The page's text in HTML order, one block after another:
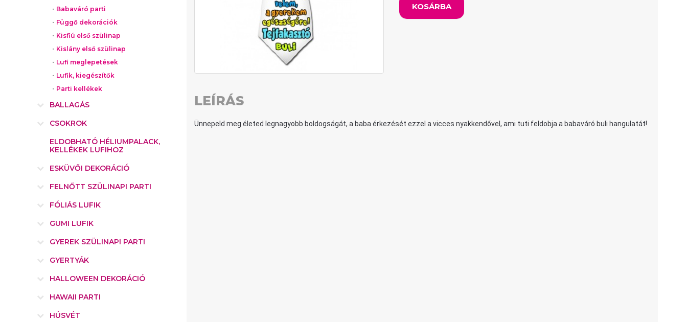
Babaváró parti
Függő dekorációk
Kisfiú első szülinap
Kislány első szülinap
Lufi meglepetések
Lufik, kiegészítők
Parti kellékek
BALLAGÁS
CSOKROK
ELDOBHATÓ HÉLIUMPALACK,
KELLÉKEK LUFIHOZ
ESKÜVŐI DEKORÁCIÓ
FELNŐTT SZÜLINAPI PARTI
FÓLIÁS LUFIK
GUMI LUFIK
GYEREK SZÜLINAPI PARTI
GYERTYÁK
HALLOWEEN DEKORÁCIÓ
HAWAII PARTI
HÚSVÉT
KOSÁRBA
LEÍRÁS
Ünnepeld meg életed legnagyobb boldogságát, a baba érkezését ezzel a vicces nyakkendővel, ami tuti feldobja a babaváró buli hangulatát!